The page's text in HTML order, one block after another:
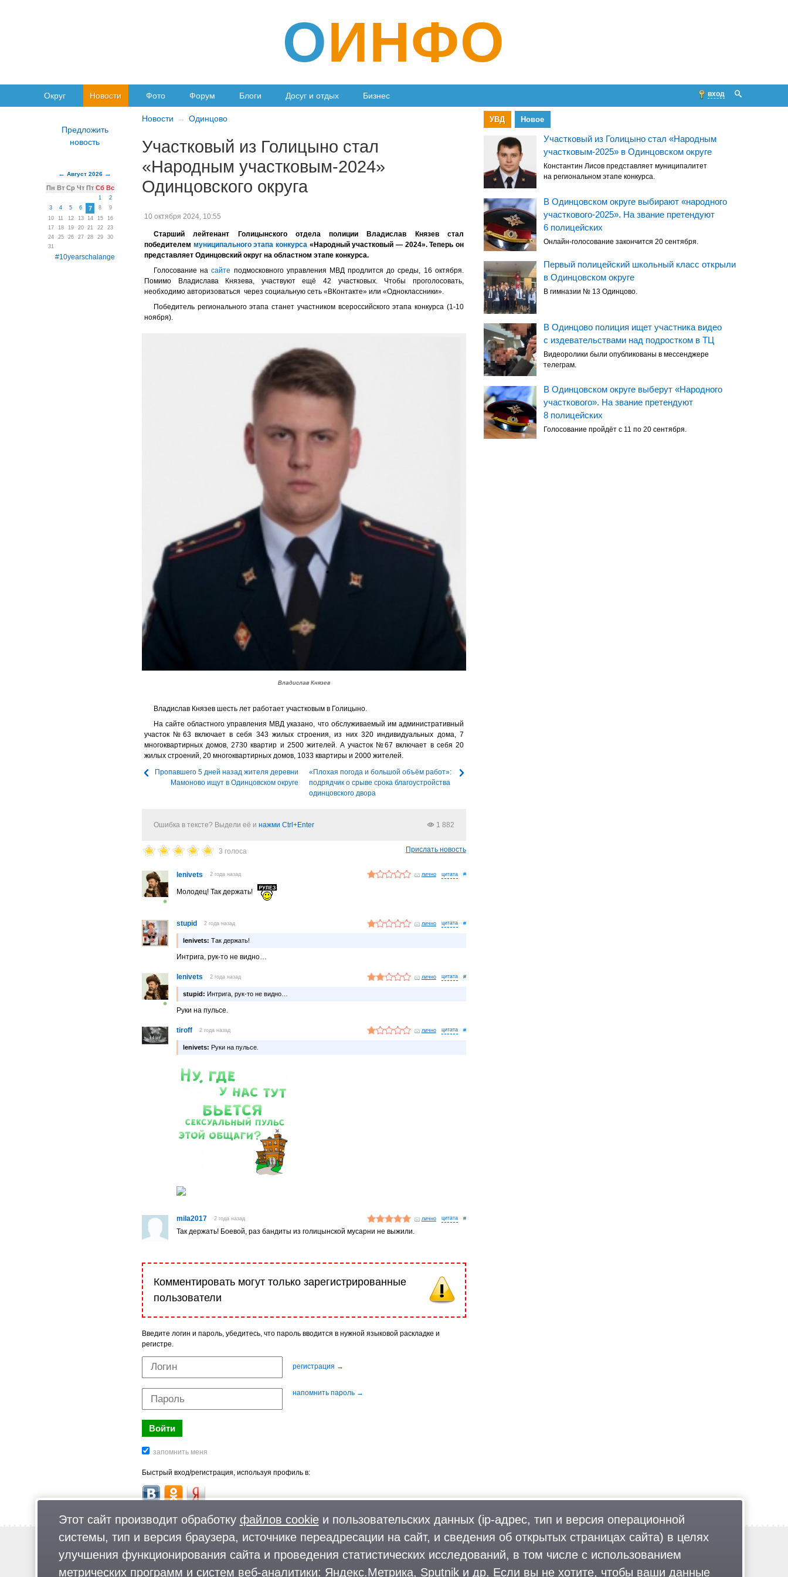
ОИНФО
Округ Новости Фото Форум Блоги Досуг и отдых Бизнес вход
Новости Одинцово
Участковый из Голицыно стал
«Народным участковым-2024»
Одинцовского округа
10 октября 2024, 10:55
Старший лейтенант Голицынского отдела полиции Владислав Князев стал
победителем муниципального этапа конкурса«Народный участковый — 2024». Теперь он
представляет Одинцовский округ на областном этапе конкурса.
Голосование насайте подмосковного управления МВД продлится до среды, 16 октября.
Помимо Владислава Князева, участвуют ещё 42 участковых. Чтобы проголосовать,
необходимо авторизоваться через социальную сеть «ВКонтакте» или «Одноклассники».
Победитель регионального этапа станет участником всероссийского этапа конкурса (1-10
ноября).
Владислав Князев
Владислав Князев шесть лет работает участковым в Голицыно.
На сайте областного управления МВД указано, что обслуживаемый им административный
участок №63 включает в себя 343 жилых строения, из них 320 индивидуальных дома, 7
многоквартирных домов, 2730 квартир и 2500 жителей. А участок №67 включает в себя 20
жилых строений, 20 многоквартирных домов, 1033 квартиры и 2000 жителей.
Пропавшего 5 дней назад жителя деревни
Мамоново ищут в Одинцовском округе
«Плохая погода и большой объём работ»:
подрядчик о срыве срока благоустройства
одинцовского двора
Ошибка в тексте? Выдели её и нажми Ctrl+Enter 1 882
3 голоса Прислать новость
lenivets 2 года назад лично #
Молодец! Так держать!
stupid 2 года назад лично #
lenivets: Так держать!
Интрига, рук-то не видно…
lenivets 2 года назад лично #
stupid: Интрига, рук-то не видно…
Руки на пульсе.
tiroff 2 года назад лично #
lenivets: Руки на пульсе.
mila2017 2 года назад лично #
Так держать! Боевой, раз бандиты из голицынской мусарни не выжили.
Комментировать могут только зарегистрированные
пользователи
Введите логин и пароль, убедитесь, что пароль вводится в нужной языковой раскладке и
регистре.
регистрация →
напомнить пароль →
Быстрый вход/регистрация, используя профиль в:
Август 2026
Пн Вт Ср Чт Пт Сб Вс
1
2
3
4 5 6 7 8
9
10
11 12 13 14 15
16
17
18 19 20 21 22
23
24
25 26 27 28 29
30
31
#10yearschalange
УВД Новое
Участковый из Голицыно стал «Народным
участковым-2025» в Одинцовском округе
Константин Лисов представляет муниципалитет
на региональном этапе конкурса.
В Одинцовском округе выбирают «народного
участкового-2025». На звание претендуют
6 полицейских
Онлайн-голосование закончится 20 сентября.
Первый полицейский школьный класс открыли
в Одинцовском округе
В гимназии № 13 Одинцово.
В Одинцово полиция ищет участника видео
с издевательствами над подростком в ТЦ
Видеоролики были опубликованы в мессенджере
телеграм.
В Одинцовском округе выберут «Народного
участкового». На звание претендуют
8 полицейских
Голосование пройдёт с 11 по 20 сентября.
Новости
Предложи новость
Реклама
Фото
Форум
Блоги
О городском округе
Поиск и предложение работы
Предприятия и организации
Обратная связь
Политика обработки персональных данных
Соглашение об использовании
Этот сайт производит обработку файлов cookieи пользовательских данных (ip-адрес, тип и версия операционной
системы, тип и версия браузера, источнике переадресации на сайт, и сведения об открытых страницах сайта) в целях
улучшения функционирования сайта и проведения статистических исследований, в том числе с использованием
метрических программ и систем веб-аналитики: Яндекс.Метрика, Sputnik и др. Если вы не хотите, чтобы ваши данные